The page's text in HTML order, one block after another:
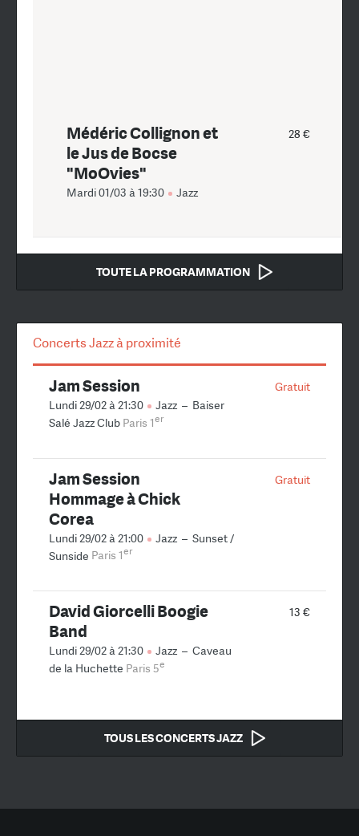
28 €
Médéric Collignon et
le Jus de Bocse
"MoOvies"
Mardi 01/03 à 19:30 Jazz
TOUTE LA PROGRAMMATION
Concerts Jazz à proximité
Gratuit
Jam Session
Lundi 29/02 à 21:30 Jazz – Baiser
Salé Jazz Club Paris 1er
Gratuit
Jam Session
Hommage à Chick
Corea
Lundi 29/02 à 21:00 Jazz – Sunset /
Sunside Paris 1er
13 €
David Giorcelli Boogie
Band
Lundi 29/02 à 21:30 Jazz – Caveau
de la Huchette Paris 5e
TOUS LES CONCERTS JAZZ